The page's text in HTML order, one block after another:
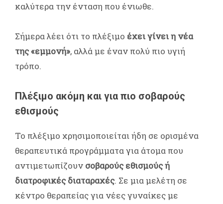
καλύτερα την ένταση που ένιωθε.
Σήμερα λέει ότι το πλέξιμο έχει γίνει η νέα
της «εμμονή», αλλά με έναν πολύ πιο υγιή
τρόπο.
Πλέξιμο ακόμη και για πιο σοβαρούς
εθισμούς
Το πλέξιμο χρησιμοποιείται ήδη σε ορισμένα
θεραπευτικά προγράμματα για άτομα που
αντιμετωπίζουν σοβαρούς εθισμούς ή
διατροφικές διαταραχές. Σε μια μελέτη σε
κέντρο θεραπείας για νέες γυναίκες με